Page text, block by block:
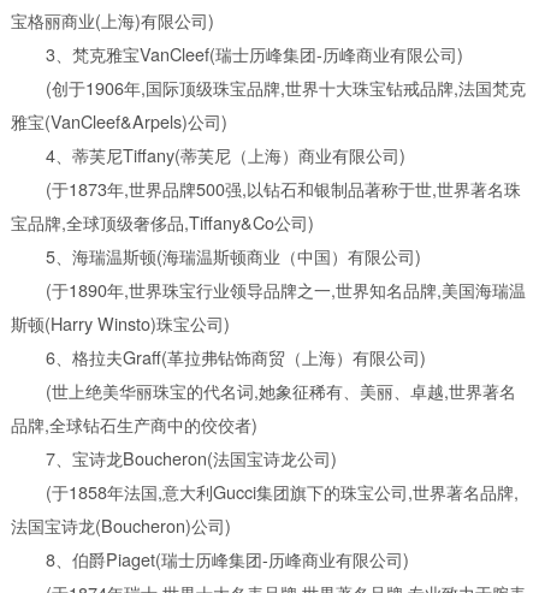
宝格丽商业(上海)有限公司)
3、梵克雅宝VanCleef(瑞士历峰集团-历峰商业有限公司)
(创于1906年,国际顶级珠宝品牌,世界十大珠宝钻戒品牌,法国梵克
雅宝(VanCleef&Arpels)公司)
4、蒂芙尼Tiffany(蒂芙尼（上海）商业有限公司)
(于1873年,世界品牌500强,以钻石和银制品著称于世,世界著名珠
宝品牌,全球顶级奢侈品,Tiffany&Co公司)
5、海瑞温斯顿(海瑞温斯顿商业（中国）有限公司)
(于1890年,世界珠宝行业领导品牌之一,世界知名品牌,美国海瑞温
斯顿(Harry Winsto)珠宝公司)
6、格拉夫Graff(革拉弗钻饰商贸（上海）有限公司)
(世上绝美华丽珠宝的代名词,她象征稀有、美丽、卓越,世界著名
品牌,全球钻石生产商中的佼佼者)
7、宝诗龙Boucheron(法国宝诗龙公司)
(于1858年法国,意大利Gucci集团旗下的珠宝公司,世界著名品牌,
法国宝诗龙(Boucheron)公司)
8、伯爵Piaget(瑞士历峰集团-历峰商业有限公司)